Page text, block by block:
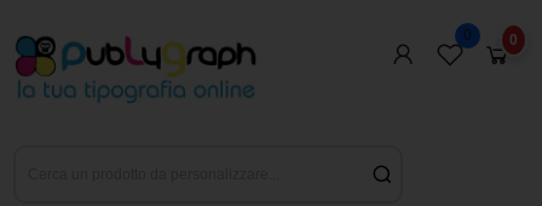
0 0